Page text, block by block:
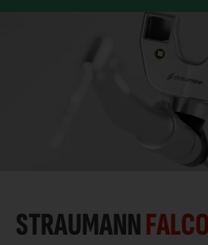
STRAUMANN